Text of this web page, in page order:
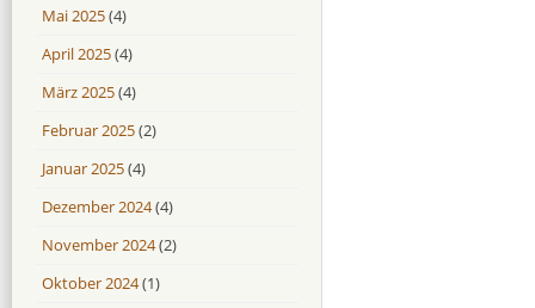
Mai 2025(4)
April 2025(4)
März 2025(4)
Februar 2025(2)
Januar 2025(4)
Dezember 2024(4)
November 2024(2)
Oktober 2024(1)